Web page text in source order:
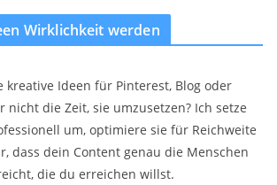
Wirklichkeit werden
kreative Ideen für Pinterest, Blog oder
nicht die Zeit, sie umzusetzen? Ich setze
um, optimiere sie für Reichweite
dass dein Content genau die Menschen
die du erreichen willst.